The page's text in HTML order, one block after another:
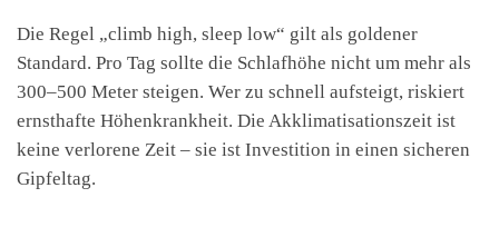
Die Regel „climb high, sleep low“ gilt als goldener
Standard. Pro Tag sollte die Schlafhöhe nicht um mehr als
300–500 Meter steigen. Wer zu schnell aufsteigt, riskiert
ernsthafte Höhenkrankheit. Die Akklimatisationszeit ist
keine verlorene Zeit – sie ist Investition in einen sicheren
Gipfeltag.